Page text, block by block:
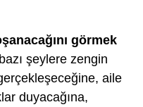
görmek
şeylere zengin
aile
duyacağına,